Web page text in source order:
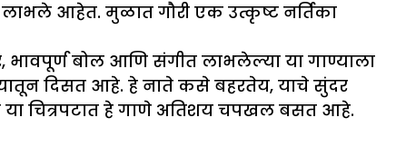
आहेत. मुळात गौरी एक उत्कृष्ट नर्तिका
भावपूर्ण बोल आणि संगीत लाभलेल्या या गाण्याला
दिसत आहे. हे नाते कसे बहरतेय, याचे सुंदर
या चित्रपटात हे गाणे अतिशय चपखल बसत आहे.